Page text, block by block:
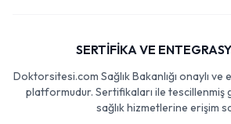
SERTİFİKA VE
Doktorsitesi.com Sağlık Bakanlığı onaylı ve
platformudur. Sertifikaları ile tescillenmiş
sağlık hizmetlerine erişim